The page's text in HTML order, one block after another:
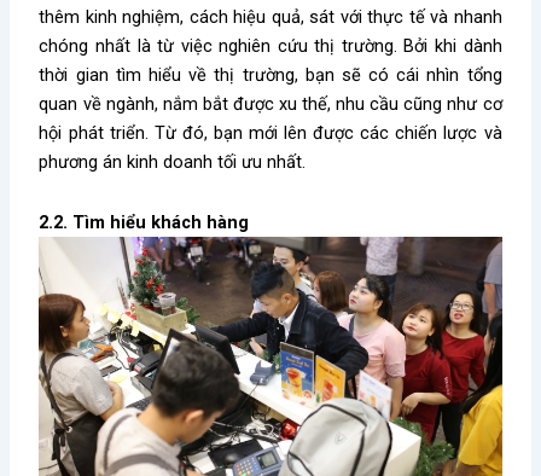
thêm kinh nghiệm, cách hiệu quả, sát với thực tế và nhanh
chóng nhất là từ việc nghiên cứu thị trường. Bởi khi dành
thời gian tìm hiểu về thị trường, bạn sẽ có cái nhìn tổng
quan về ngành, nắm bắt được xu thế, nhu cầu cũng như cơ
hội phát triển. Từ đó, bạn mới lên được các chiến lược và
phương án kinh doanh tối ưu nhất.
2.2. Tìm hiểu khách hàng